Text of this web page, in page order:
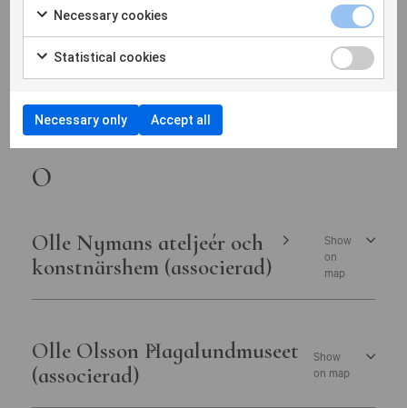
Nässjö konsthall
Show on
O
Olle Nymans ateljeér och
konstnärshem (associerad)
Show
on
map
Olle Olsson Hagalundmuseet
(associerad)
Show
on map
Necessary cookies
Statistical cookies
Necessary only Accept all